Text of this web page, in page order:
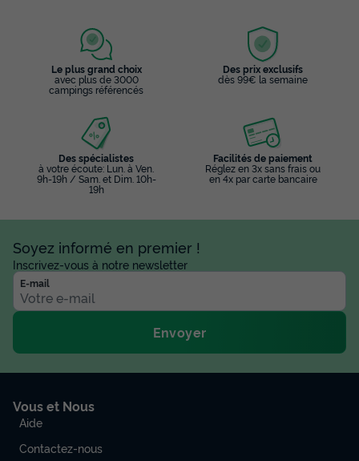
Le plus grand choix
avec plus de 3000
campings référencés
Des prix exclusifs
dès 99€ la semaine
Des spécialistes
à votre écoute: Lun. à Ven.
9h-19h / Sam. et Dim. 10h-
19h
Facilités de paiement
Réglez en 3x sans frais ou
en 4x par carte bancaire
Soyez informé en premier !
Inscrivez-vous à notre newsletter
E-mail
Envoyer
Vous et Nous
Aide
Contactez-nous